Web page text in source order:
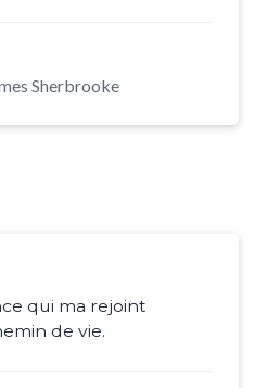
Sherbrooke
qui ma rejoint
de vie.